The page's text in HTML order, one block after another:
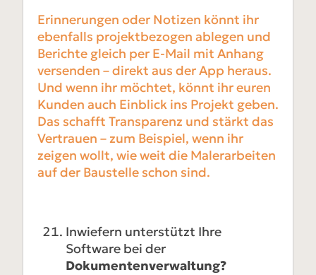
Erinnerungen oder Notizen könnt ihr
ebenfalls projektbezogen ablegen und
Berichte gleich per E-Mail mit Anhang
versenden – direkt aus der App heraus.
Und wenn ihr möchtet, könnt ihr euren
Kunden auch Einblick ins Projekt geben.
Das schafft Transparenz und stärkt das
Vertrauen – zum Beispiel, wenn ihr
zeigen wollt, wie weit die Malerarbeiten
auf der Baustelle schon sind.
Inwiefern unterstützt Ihre
Software bei der
Dokumentenverwaltung?